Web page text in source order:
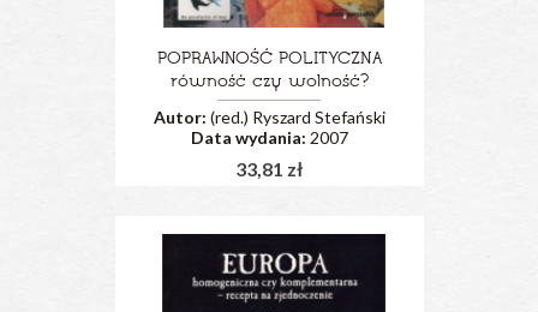
POPRAWNOŚĆ POLITYCZNA
równość czy wolność?
Autor: (red.) Ryszard Stefański
Data wydania: 2007
33,81 zł